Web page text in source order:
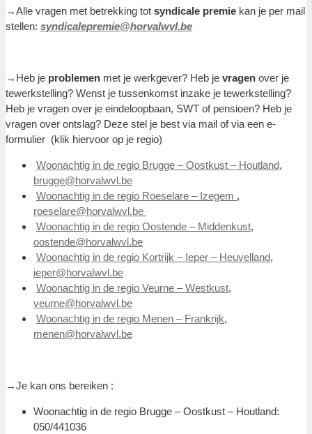
→Alle vragen met betrekking tot syndicale premie kan je per mail
stellen: syndicalepremie@horvalwvl.be
→Heb je problemen met je werkgever? Heb je vragen over je
tewerkstelling? Wenst je tussenkomst inzake je tewerkstelling?
Heb je vragen over je eindeloopbaan, SWT of pensioen? Heb je
vragen over ontslag? Deze stel je best via mail of via een e-
formulier (klik hiervoor op je regio)
Woonachtig in de regio Brugge – Oostkust – Houtland,
brugge@horvalwvl.be
Woonachtig in de regio Roeselare – Izegem ,
roeselare@horvalwvl.be
Woonachtig in de regio Oostende – Middenkust,
oostende@horvalwvl.be
Woonachtig in de regio Kortrijk – Ieper – Heuvelland,
ieper@horvalwvl.be
Woonachtig in de regio Veurne – Westkust,
veurne@horvalwvl.be
Woonachtig in de regio Menen – Frankrijk,
menen@horvalwvl.be
→Je kan ons bereiken :
Woonachtig in de regio Brugge – Oostkust – Houtland:
050/441036